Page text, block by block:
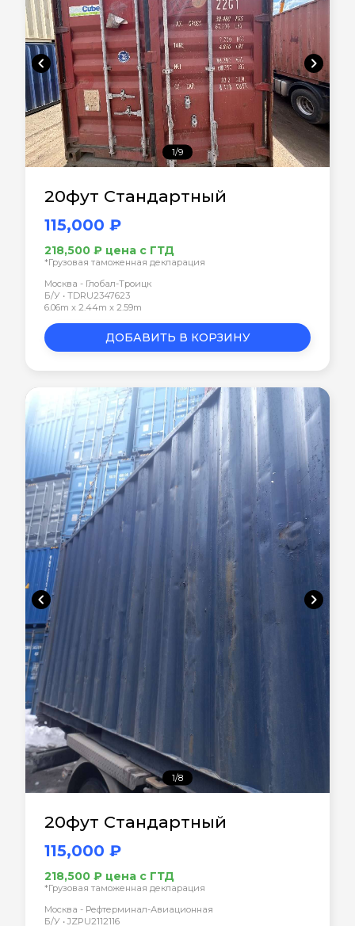
chevron_left chevron_right
1/9
20фут Стандартный
115,000 ₽
218,500 ₽ цена с ГТД
*Грузовая таможенная декларация
Москва - Глобал-Троицк
Б/У • TDRU2347623
6.06m x 2.44m x 2.59m
ДОБАВИТЬ В КОРЗИНУ
chevron_left chevron_right
1/8
20фут Стандартный
115,000 ₽
218,500 ₽ цена с ГТД
*Грузовая таможенная декларация
Москва - Рефтерминал-Авиационная
Б/У • JZPU2112116